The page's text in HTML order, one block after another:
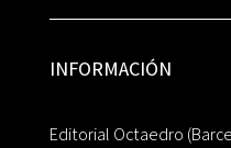
INFORMACIÓN
Editorial Octaedro